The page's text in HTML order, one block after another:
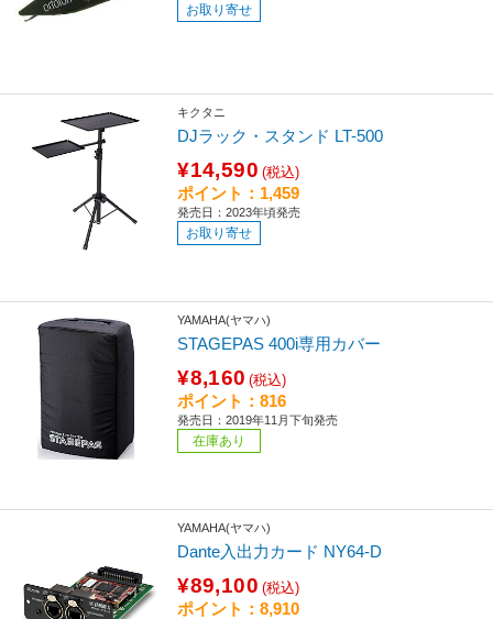
お取り寄せ
キクタニ
DJラック・スタンド LT-500
¥14,590 (税込)
ポイント：1,459
発売日：2023年頃発売
お取り寄せ
YAMAHA(ヤマハ)
STAGEPAS 400i専用カバー
¥8,160 (税込)
ポイント：816
発売日：2019年11月下旬発売
在庫あり
YAMAHA(ヤマハ)
Dante入出力カード NY64-D
¥89,100 (税込)
ポイント：8,910